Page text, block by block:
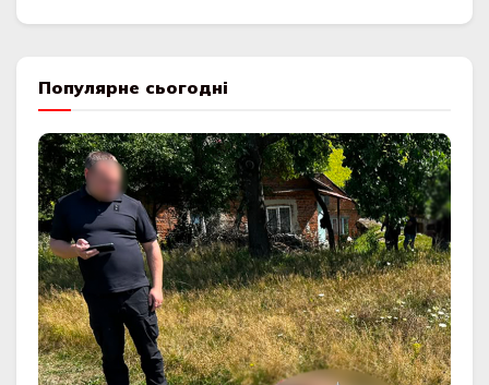
Популярне сьогодні